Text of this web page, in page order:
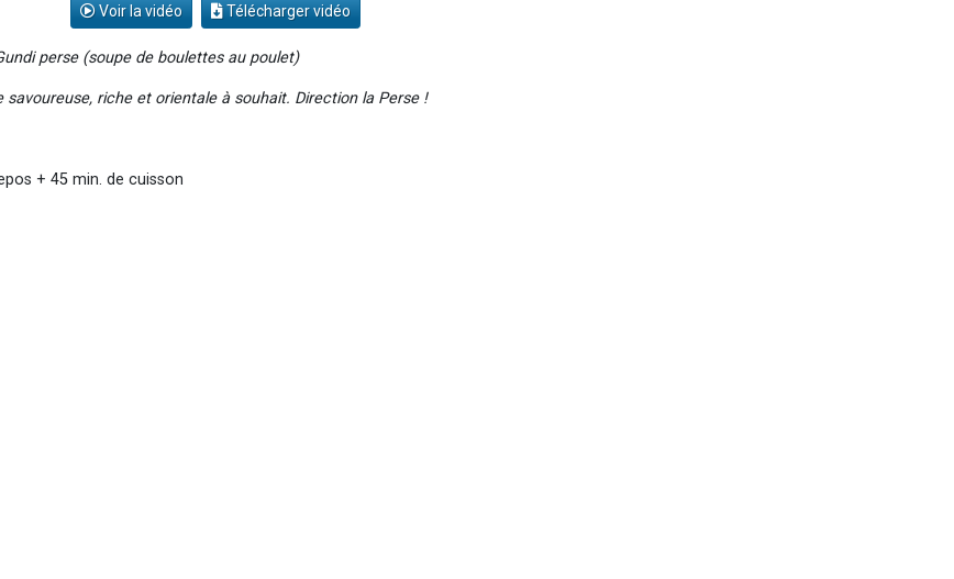
Voir la vidéo Télécharger vidéo
perse (soupe de boulettes au poulet)
riche et orientale à souhait. Direction la Perse !
+ 45 min. de cuisson